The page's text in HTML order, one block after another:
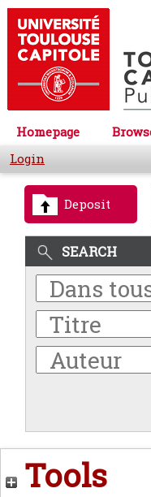
Homepage
Login
Deposit
SEARCH
Tools